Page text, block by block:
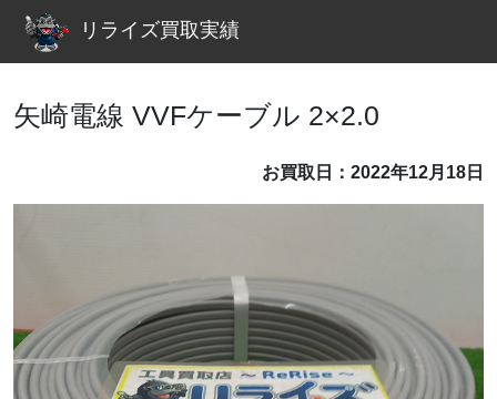
リライズ買取実績
矢崎電線 VVFケーブル 2×2.0
お買取日：2022年12月18日